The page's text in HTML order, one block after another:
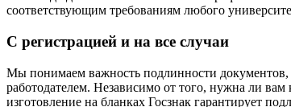
соответствующим требованиям любого
С регистрацией и на все случаи
Мы понимаем важность подлинности документов,
работодателем. Независимо от того, нужна ли
изготовление на бланках Госзнак гарантирует